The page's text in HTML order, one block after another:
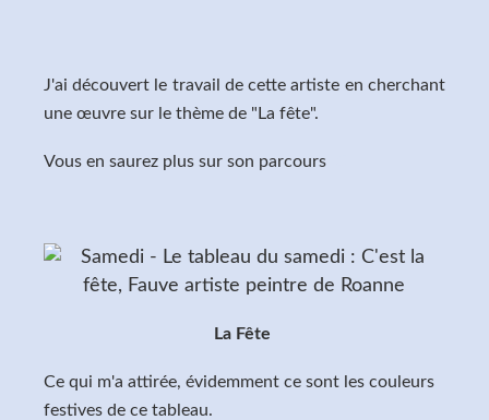
J'ai découvert le travail de cette artiste en cherchant
une œuvre sur le thème de "La fête".
Vous en saurez plus sur son parcours
La Fête
Ce qui m'a attirée, évidemment ce sont les couleurs
festives de ce tableau.